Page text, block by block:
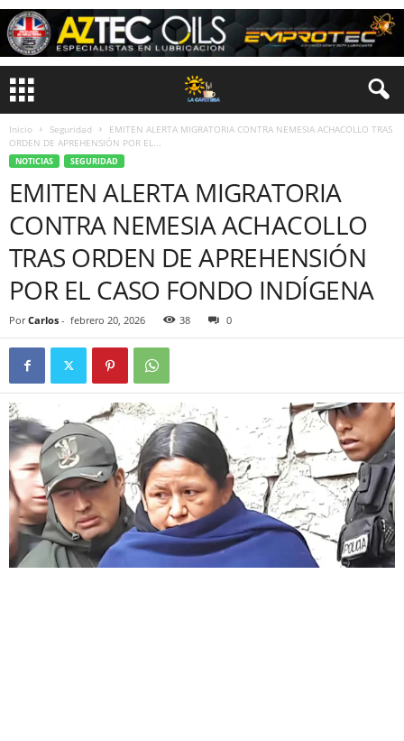
Inicio Seguridad
EMITEN ALERTA MIGRATORIA CONTRA NEMESIA ACHACOLLO TRAS
ORDEN DE APREHENSIÓN POR EL...
NOTICIAS SEGURIDAD
EMITEN ALERTA MIGRATORIA
CONTRA NEMESIA ACHACOLLO
TRAS ORDEN DE APREHENSIÓN
POR EL CASO FONDO INDÍGENA
Por Carlos - febrero 20, 2026 38 0